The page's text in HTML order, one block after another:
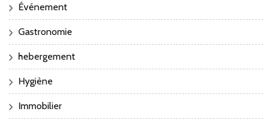
Événement
Gastronomie
hebergement
Hygiène
Immobilier